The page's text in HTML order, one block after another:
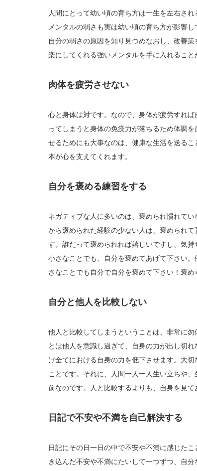
人間にとって幼い頃の育ち方は一生を左右され
メンタルの弱さも実は幼い頃の育ち方が影響し
自分の弱さの原因を知り見つめなおし、改善
楽にしてくれる強いメンタルを手に入れること
肉体を疲労させない
心と身体は対です。なので、身体が疲労すれ
ってしまうと身体の免疫力が落ちるため体調
せるためにも大事なのは、健康な生活を送る
本が心を支えてくれます。
自分を褒める練習をする
ネガティブな人に多いのは、褒められ慣れて
から褒められた経験の少ない人は、褒められ
す。誰だって褒められれば嬉しいですし、気
小さなことでも、自分を褒めてあげて下さい
さなことでも自分で自分を褒めて下さい！褒
自分と他人を比較しない
他人と比較してしまうということは、非常に
とは他人を意識し過ぎて、自身の力が出し切
け全てにおける自身の力を低下させます。大
ことです。それに、人間一人一人生い立ちや
前なのです。人と比較するよりも、自身を見て
日記で不安や不満を自己解決する
日記にその日一日の中で不安や不満に感じた
き込んだ不安や不満にたいして一つずつ、自